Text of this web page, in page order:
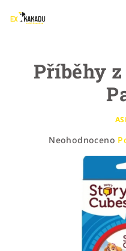
Příběhy
Průměrné
produktu
hvězdiček.
Neohodnoceno